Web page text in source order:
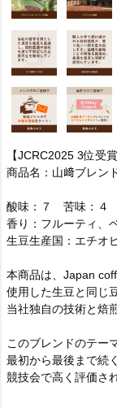
【JCRC2025 3位受賞
商品名：山﨑ブレ
酸味：７ 苦味：４
香り：フルーティ、
生豆生産国：エチオ
本商品は、Japan
使用した生豆と同じ
当社独自の技術と焙
このブレンドのテー
最初から最後まで続
競技会で高く評価さ